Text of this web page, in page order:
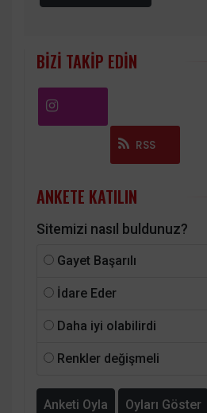
BIZI TAKIP EDIN
RSS
ANKETE KATILIN
Sitemizi nasıl buldunuz?
Gayet Başarılı
İdare Eder
Daha iyi olabilirdi
Renkler değişmeli
Anketi Oyla Oyları Göster